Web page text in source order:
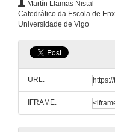
Martín Llamas Nistal
Catedrático da Escola de
Universidade de Vigo
URL:
IFRAME: